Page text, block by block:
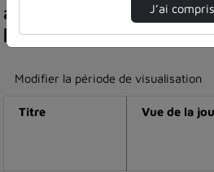
algorithmes, des
l'histoire des médias
Modifier la période de visualisation
Titre Vue de la
J’ai compris